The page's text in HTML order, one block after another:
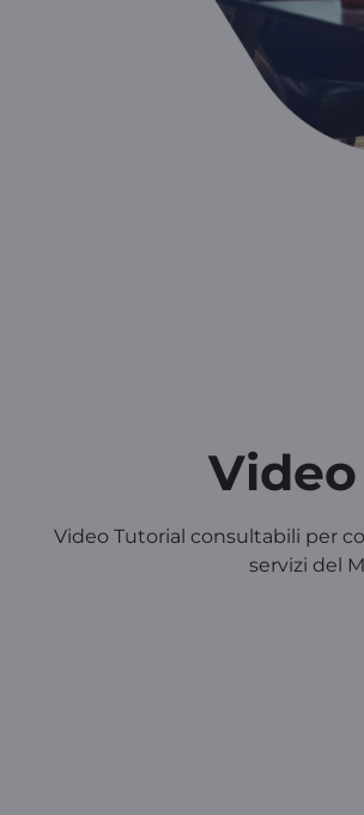
Video Tutorial consultabili per
servizi del